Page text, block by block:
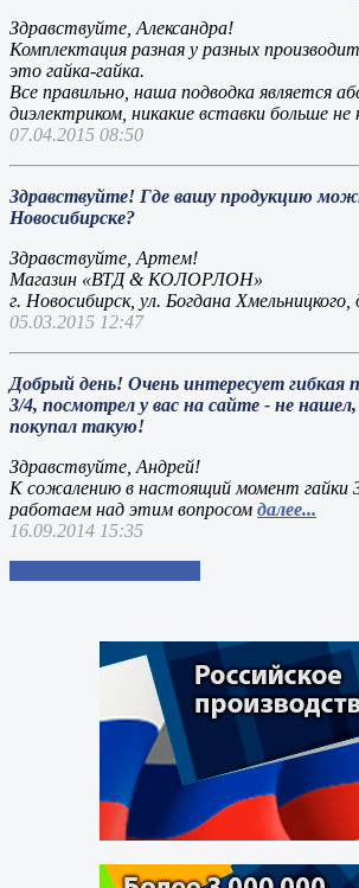
Здравствуйте, Александра!
Комплектация разная у разных
это гайка-гайка.
Все правильно, наша подводка является
диэлектриком, никакие вставки больше
07.04.2015 08:50
Здравствуйте! Где вашу продукцию
Новосибирске?
Здравствуйте, Артем!
Магазин «ВТД & КОЛОРЛОН»
г. Новосибирск, ул. Богдана Хмельницкого,
05.03.2015 12:47
Добрый день! Очень интересует гибкая
3/4, посмотрел у вас на сайте - не
покупал такую!
Здравствуйте, Андрей!
К сожалению в настоящий момент гайки
работаем над этим вопросом далее...
16.09.2014 15:35